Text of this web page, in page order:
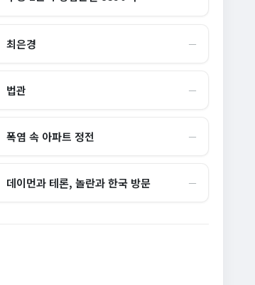
최은경 ―
법관 ―
폭염 속 아파트 정전 ―
데이먼과 테론, 놀란과 한국 방문 ―